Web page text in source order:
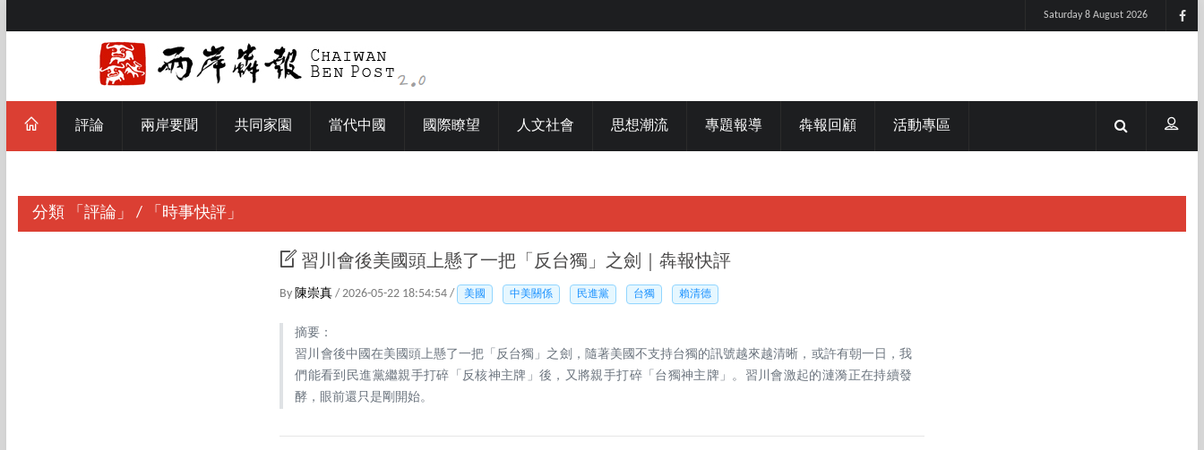
Saturday 8 August 2026
評論 兩岸要聞 共同家園 當代中國 國際瞭望 人文社會 思想潮流 專題報導 犇報回顧 活動專區
分類 「評論」 / 「時事快評」
習川會後美國頭上懸了一把「反台獨」之劍｜犇報快評
By 陳崇真 / 2026-05-22 18:54:54 / 美國 中美關係 民進黨 台獨 賴清德
摘要：
習川會後中國在美國頭上懸了一把「反台獨」之劍，隨著美國不支持台獨的訊號越來越清晰，或許有朝一日，我
們能看到民進黨繼親手打碎「反核神主牌」後，又將親手打碎「台獨神主牌」。習川會激起的漣漪正在持續發
酵，眼前還只是剛開始。